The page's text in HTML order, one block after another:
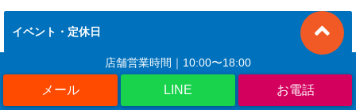
店舗営業時間｜10:00〜18:00
LINE
イベント・定休日
2026年 8月
水
1